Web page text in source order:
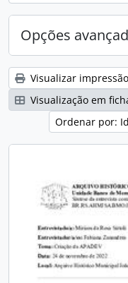
Opções
Visualizar impressão
Visualização em
Ordenar por: